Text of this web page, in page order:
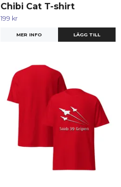
Chibi Cat T-shirt
199 kr
MER INFO LÄGG TILL